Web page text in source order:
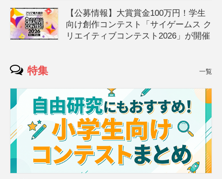
【公募情報】大賞賞金100万円！学生
向け創作コンテスト「サイゲームス ク
リエイティブコンテスト2026」が開催
特集 一覧